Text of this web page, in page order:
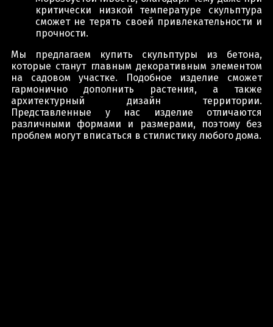
критически низкой температуре скульптура
сможет не терять своей привлекательности и
прочности.
Мы предлагаем купить скульптуры из бетона,
которые станут главным декоративным элементом
на садовом участке. Подобное изделие сможет
гармонично дополнить растения, а также
архитектурный дизайн территории.
Представленные у нас изделие отличаются
различными формами и размерами, поэтому без
проблем могут вписаться в стилистику любого дома.